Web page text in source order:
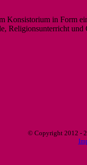
in Form
Religionsunterricht und
© Copyright 2012 -